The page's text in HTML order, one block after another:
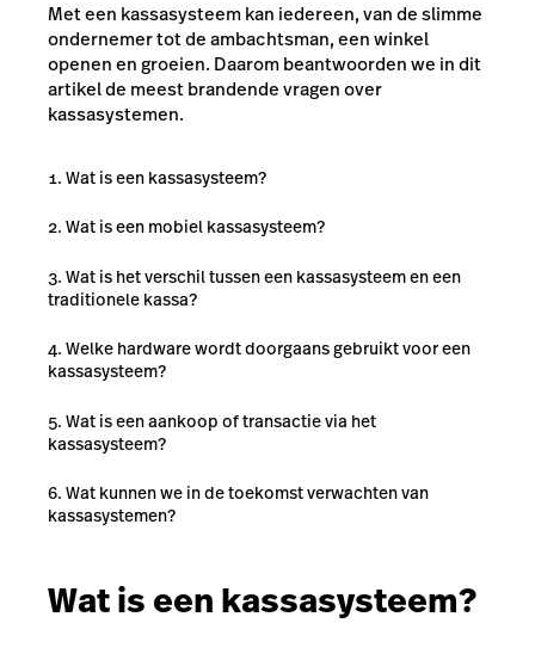
Met een kassasysteem kan iedereen, van de slimme
ondernemer tot de ambachtsman, een winkel
openen en groeien. Daarom beantwoorden we in dit
artikel de meest brandende vragen over
kassasystemen.
Wat is een kassasysteem?
Wat is een mobiel kassasysteem?
Wat is het verschil tussen een kassasysteem en een
traditionele kassa?
Welke hardware wordt doorgaans gebruikt voor een
kassasysteem?
Wat is een aankoop of transactie via het
kassasysteem?
Wat kunnen we in de toekomst verwachten van
kassasystemen?
Wat is een kassasysteem?